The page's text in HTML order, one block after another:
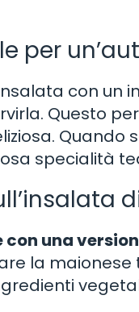
per
con
Questo
specialità
con una
la maionese